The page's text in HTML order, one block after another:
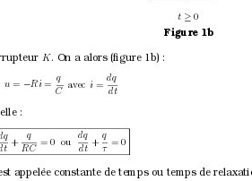
t ≥0
Figure 1b
K. On a alors (ﬁgure 1b) :
u= −Ri =
q
C
avec i=
dq
dt
:
+
q
RC
= 0 ou
dq
dt
+
q
τ
= 0
appelée constante de temps ou temps de